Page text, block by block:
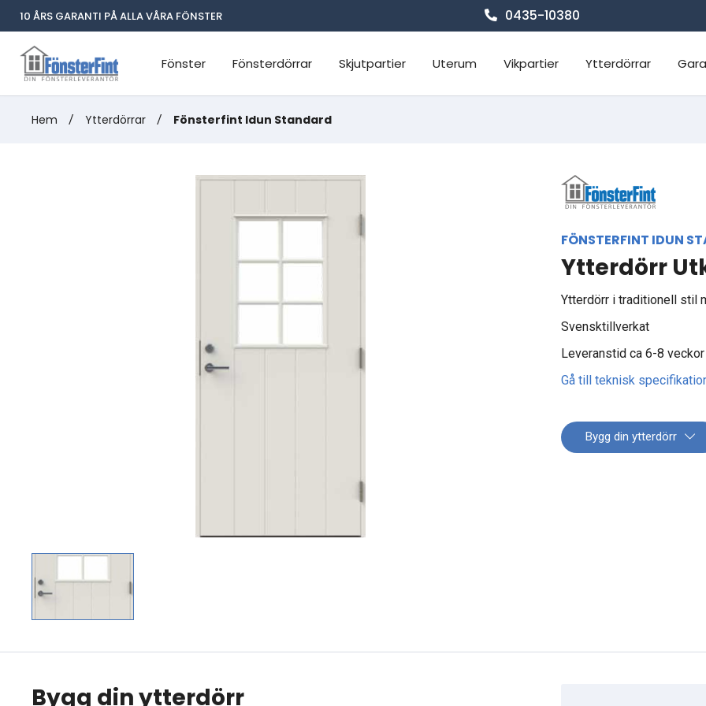
10 ÅRS GARANTI PÅ ALLA VÅRA FÖNSTER 0435-10380
Fönster Fönsterdörrar Skjutpartier Uterum Vikpartier Ytterdörrar
Hem / Ytterdörrar / Fönsterfint Idun Standard
FÖNSTERFINT IDUN
Ytterdörr
Ytterdörr i traditionell stil
Svensktillverkat
Leveranstid ca 6-8 veckor
Gå till teknisk
Bygg din ytterdörr
Bygg din ytterdörr